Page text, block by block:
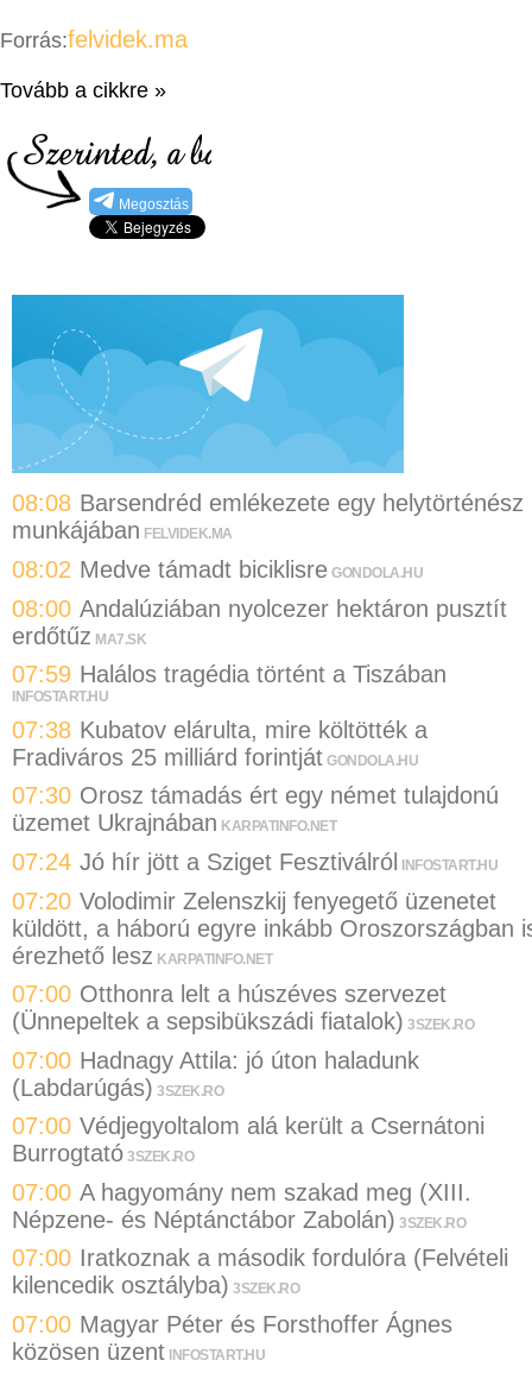
Forrás:felvidek.ma
Tovább a cikkre »
Megosztás
08:08 Barsendréd emlékezete egy helytörténész
munkájában FELVIDEK.MA
08:02 Medve támadt biciklisre GONDOLA.HU
08:00 Andalúziában nyolcezer hektáron pusztít
erdőtűz MA7.SK
07:59 Halálos tragédia történt a Tiszában
INFOSTART.HU
07:38 Kubatov elárulta, mire költötték a
Fradiváros 25 milliárd forintját GONDOLA.HU
07:30 Orosz támadás ért egy német tulajdonú
üzemet Ukrajnában KARPATINFO.NET
07:24 Jó hír jött a Sziget Fesztiválról INFOSTART.HU
07:20 Volodimir Zelenszkij fenyegető üzenetet
küldött, a háború egyre inkább Oroszországban
érezhető lesz KARPATINFO.NET
07:00 Otthonra lelt a húszéves szervezet
(Ünnepeltek a sepsibükszádi fiatalok) 3SZEK.RO
07:00 Hadnagy Attila: jó úton haladunk
(Labdarúgás) 3SZEK.RO
07:00 Védjegyoltalom alá került a Csernátoni
Burrogtató 3SZEK.RO
07:00 A hagyomány nem szakad meg (XIII.
Népzene- és Néptánctábor Zabolán) 3SZEK.RO
07:00 Iratkoznak a második fordulóra (Felvételi
kilencedik osztályba) 3SZEK.RO
07:00 Magyar Péter és Forsthoffer Ágnes
közösen üzent INFOSTART.HU